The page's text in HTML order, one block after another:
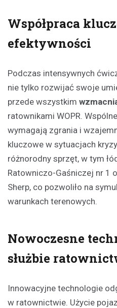
Współpraca
efektywności
Podczas intensywnych
nie tylko rozwijać swoje
przede wszystkim
ratownikami WOPR.
wymagają zgrania i
kluczowe w sytuacjach
różnorodny sprzęt, w tym
Ratowniczo-Gaśniczej nr 1
Sherp, co pozwoliło na
warunkach terenowych.
Nowoczesne
służbie
Innowacyjne technologie
w ratownictwie. Użycie